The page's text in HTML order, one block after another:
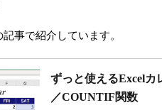
事で紹介しています。
ずっと使えるExcelカ
／COUNTIF関数